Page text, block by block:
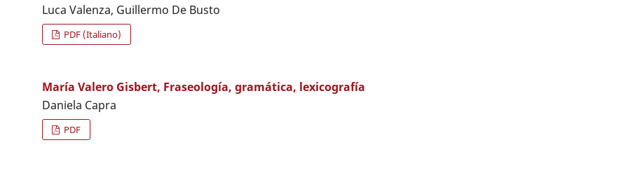
Luca Valenza, Guillermo De Busto
PDF (Italiano)
María Valero Gisbert, Fraseología, gramática, lexicografía
Daniela Capra
PDF